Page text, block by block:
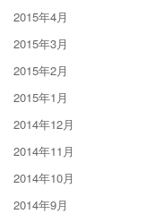
2015年4月
2015年3月
2015年2月
2015年1月
2014年12月
2014年11月
2014年10月
2014年9月